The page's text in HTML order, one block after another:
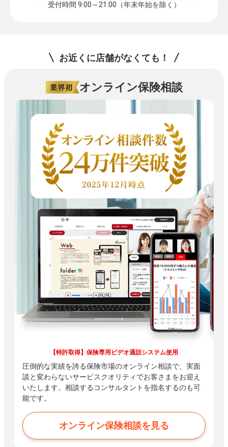
受付時間 9:00～21:00（年末年始を除く）
お近くに店舗がなくても！
オンライン保険相談
【特許取得】保険専用ビデオ通話システム使用
圧倒的な実績を誇る保険市場のオンライン相談で、実面
談と変わらないサービスクオリティでお客さまをお迎え
いたします。相談するコンサルタントを指名するのも可
能です。
オンライン保険相談を見る